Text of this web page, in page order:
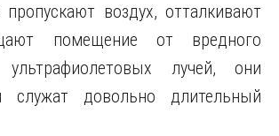
пропускают воздух, отталкивают
помещение от вредного
ультрафиолетовых лучей, они
служат довольно длительный